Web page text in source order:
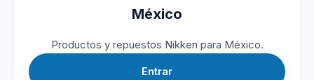
México
Productos y repuestos Nikken para México.
Entrar